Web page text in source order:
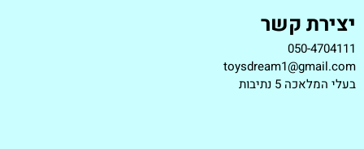
יצירת קשר
050-4704111
toysdream1@gmail.com
בעלי המלאכה 5 נתיבות